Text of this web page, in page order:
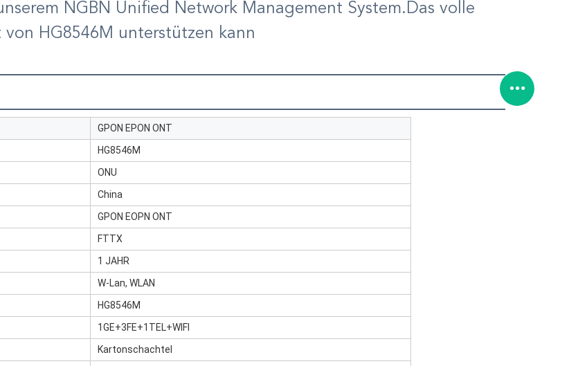
NGBN Unified Network Management System.Das volle
HG8546M unterstützen kann
GPON EPON ONT
HG8546M
ONU
China
GPON EOPN ONT
FTTX
1 JAHR
W-Lan, WLAN
HG8546M
1GE+3FE+1TEL+WIFI
Kartonschachtel